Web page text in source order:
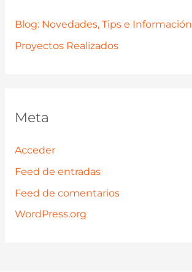
Blog: Novedades, Tips e Información
Proyectos Realizados
Meta
Acceder
Feed de entradas
Feed de comentarios
WordPress.org